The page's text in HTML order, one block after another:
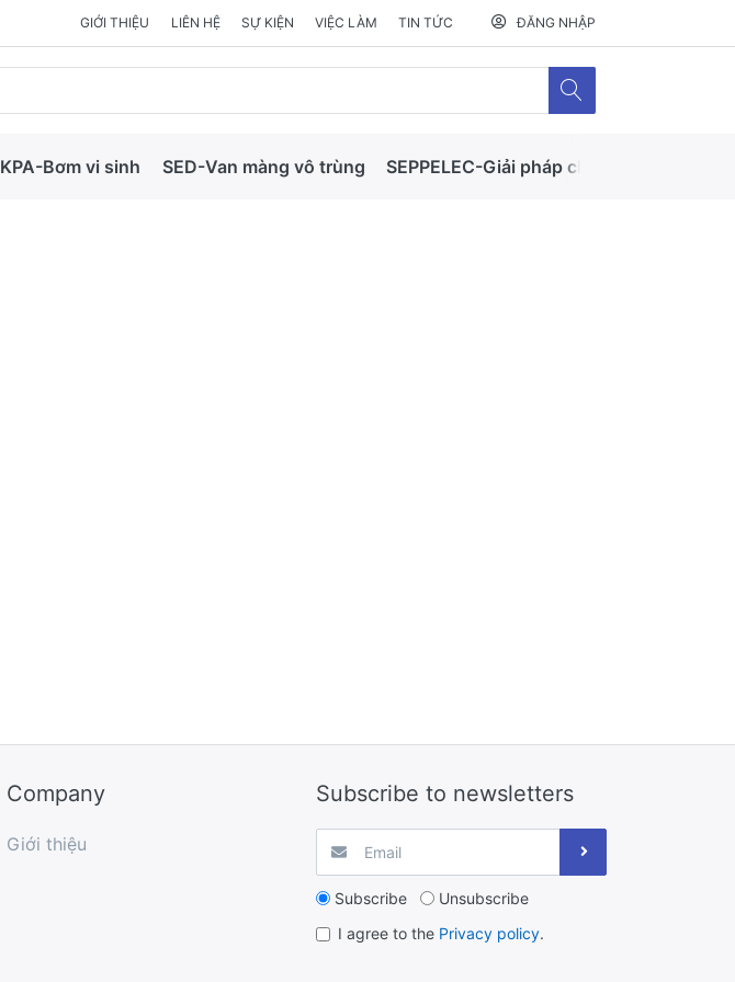
GIỚI THIỆU LIÊN HỆ SỰ KIỆN VIỆC LÀM TIN TỨC ĐĂNG NHẬP
KPA-Bơm vi sinh SED-Van màng vô trùng SEPPELEC-Giải pháp chế biến
Company
Giới thiệu
Subscribe to newsletters
Subscribe
Unsubscribe
I agree to the Privacy policy.